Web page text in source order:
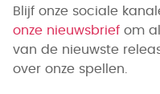
Blijf onze sociale
onze nieuwsbrief om
van de nieuwste
over onze spellen.